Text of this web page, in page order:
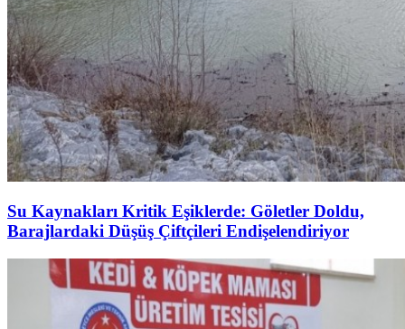
Su Kaynakları Kritik Eşiklerde: Göletler Doldu,
Barajlardaki Düşüş Çiftçileri Endişelendiriyor